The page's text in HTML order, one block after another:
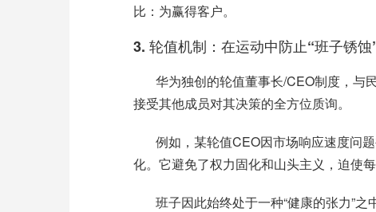
比：为赢得客户。
3. 轮值机制：在运动中防止“班子锈蚀
华为独创的轮值董事长/CEO制度，与
接受其他成员对其决策的全方位质询。
例如，某轮值CEO因市场响应速度问
化。它避免了权力固化和山头主义，迫使
班子因此始终处于一种“健康的张力”之